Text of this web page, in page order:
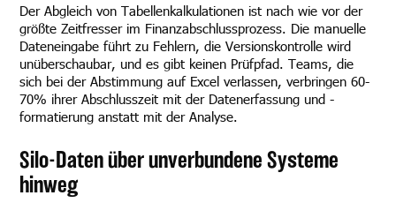
Der Abgleich von Tabellenkalkulationen ist nach wie vor der
größte Zeitfresser im Finanzabschlussprozess. Die manuelle
Dateneingabe führt zu Fehlern, die Versionskontrolle wird
unüberschaubar, und es gibt keinen Prüfpfad. Teams, die
sich bei der Abstimmung auf Excel verlassen, verbringen 60-
70% ihrer Abschlusszeit mit der Datenerfassung und -
formatierung anstatt mit der Analyse.
Silo-Daten über unverbundene Systeme
hinweg